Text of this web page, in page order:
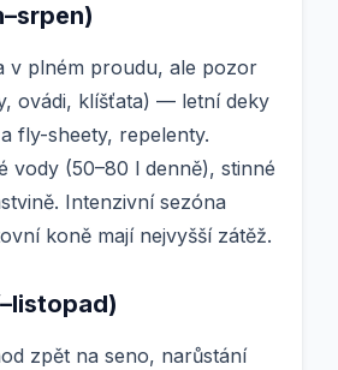
v plném proudu, ale pozor
ovádi, klíšťata) — letní deky
fly-sheety, repelenty.
vody (50–80 l denně), stinné
Intenzivní sezóna
koně mají nejvyšší zátěž.
zpět na seno, narůstání